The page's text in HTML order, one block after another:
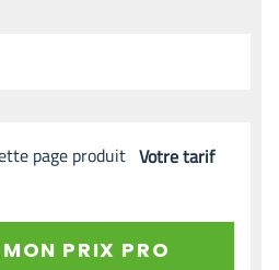
Votre tarif
PRIX PRO